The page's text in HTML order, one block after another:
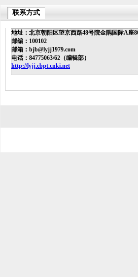
联系方式
地址：北京朝阳区望京西路48号院金隅国际A座
邮编：100102
邮箱：bjb@lyjj1979.com
电话：84775063/62（编辑部）
http://lyjj.cbpt.cnki.net